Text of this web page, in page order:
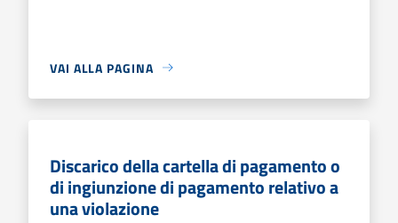
VAI ALLA PAGINA
Discarico della cartella di pagamento o
di ingiunzione di pagamento relativo a
una violazione